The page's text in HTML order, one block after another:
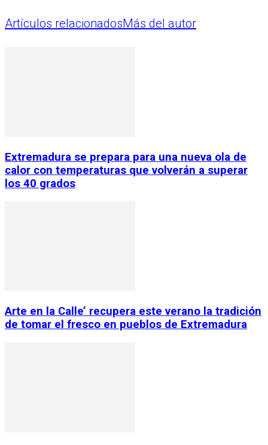
Artículos relacionadosMás del autor
Extremadura se prepara para una nueva ola de
calor con temperaturas que volverán a superar
los 40 grados
Arte en la Calle’ recupera este verano la tradición
de tomar el fresco en pueblos de Extremadura